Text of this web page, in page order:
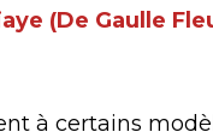
(De Gaulle
à certains